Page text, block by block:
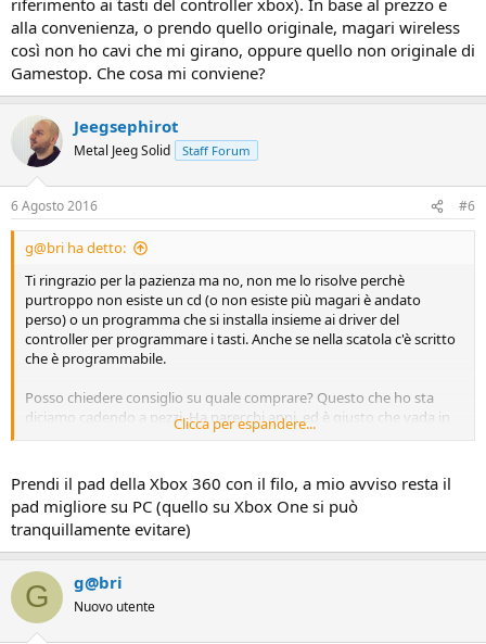
alla convenienza, o prendo quello originale, magari wireless
così non ho cavi che mi girano, oppure quello non originale di
Gamestop. Che cosa mi conviene?
Jeegsephirot
Metal Jeeg Solid Staff Forum
6 Agosto 2016 #6
g@bri ha detto:
Ti ringrazio per la pazienza ma no, non me lo risolve perchè
purtroppo non esiste un cd (o non esiste più magari è andato
perso) o un programma che si installa insieme ai driver del
controller per programmare i tasti. Anche se nella scatola c'è scritto
che è programmabile.
Posso chiedere consiglio su quale comprare? Questo che ho sta
diciamo cadendo a pezzi. Ha parecchi anni, ed è giusto che vada in
pensione. L'avevo già smontato perchè un tasto restava bloccato
circuito stampato con del silicone e messo al posto del tasto 5 che si
vede nell'immagine nel post sopra, che non si usa mai.
Stavo pensando di andare di nuovo da Gamestop a prendere un
controller xbox che a quanto ho capito funziona nel pc (nelle
impostazioni del gioco ho visto che fanno sempre riferimento ai
tasti del controller xbox). In base al prezzo e alla convenienza, o
prendo quello originale, magari wireless così non ho cavi che mi
girano, oppure quello non originale di Gamestop. Che cosa mi
conviene?
Clicca per espandere...
Prendi il pad della Xbox 360 con il filo, a mio avviso resta il
pad migliore su PC (quello su Xbox One si può
tranquillamente evitare)
G g@bri
Nuovo utente